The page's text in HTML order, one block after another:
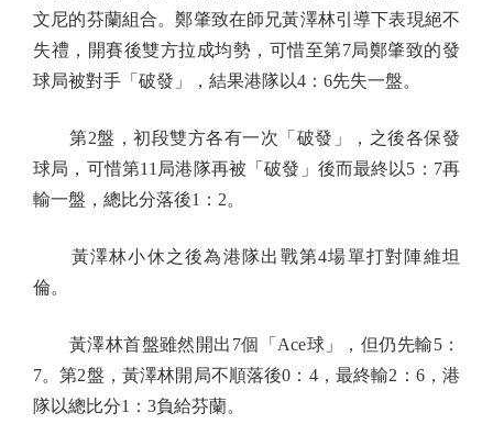
文尼的芬蘭組合。鄭肇致在師兄黃澤林引導下表現絕不
失禮，開賽後雙方拉成均勢，可惜至第7局鄭肇致的發
球局被對手「破發」，結果港隊以4：6先失一盤。
第2盤，初段雙方各有一次「破發」，之後各保發
球局，可惜第11局港隊再被「破發」後而最終以5：7再
輸一盤，總比分落後1：2。
黃澤林小休之後為港隊出戰第4場單打對陣維坦
倫。
黃澤林首盤雖然開出7個「Ace球」，但仍先輸5：
7。第2盤，黃澤林開局不順落後0：4，最終輸2：6，港
隊以總比分1：3負給芬蘭。